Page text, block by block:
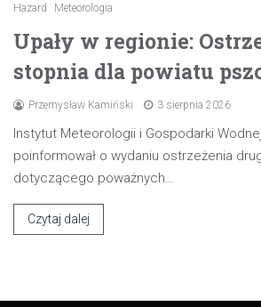
Hazard Meteorologia
Upały w regionie:
stopnia dla powiatu
Przemysław Kamiński 3 sierpnia 2026
Instytut Meteorologii i Gospodarki
poinformował o wydaniu ostrzeżenia
dotyczącego poważnych…
Czytaj dalej